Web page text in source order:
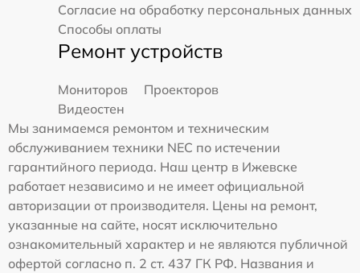
Согласие на обработку персональных данных
Способы оплаты
Ремонт устройств
Мониторов
Проекторов
Видеостен
Мы занимаемся ремонтом и техническим
обслуживанием техники NEC по истечении
гарантийного периода. Наш центр в Ижевске
работает независимо и не имеет официальной
авторизации от производителя. Цены на ремонт,
указанные на сайте, носят исключительно
ознакомительный характер и не являются публичной
офертой согласно п. 2 ст. 437 ГК РФ. Названия и